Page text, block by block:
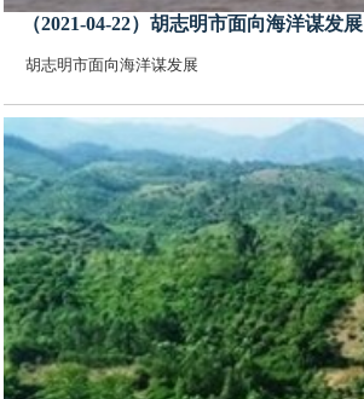
（2021-04-22）胡志明市面向海洋谋发展
胡志明市面向海洋谋发展